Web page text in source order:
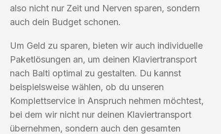
also nicht nur Zeit und Nerven sparen, sondern
auch dein Budget schonen.
Um Geld zu sparen, bieten wir auch individuelle
Paketlösungen an, um deinen Klaviertransport
nach Balti optimal zu gestalten. Du kannst
beispielsweise wählen, ob du unseren
Komplettservice in Anspruch nehmen möchtest,
bei dem wir nicht nur deinen Klaviertransport
übernehmen, sondern auch den gesamten